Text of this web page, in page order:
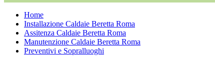
Home
Installazione Caldaie Beretta Roma
Assitenza Caldaie Beretta Roma
Manutenzione Caldaie Beretta Roma
Preventivi e Sopralluoghi